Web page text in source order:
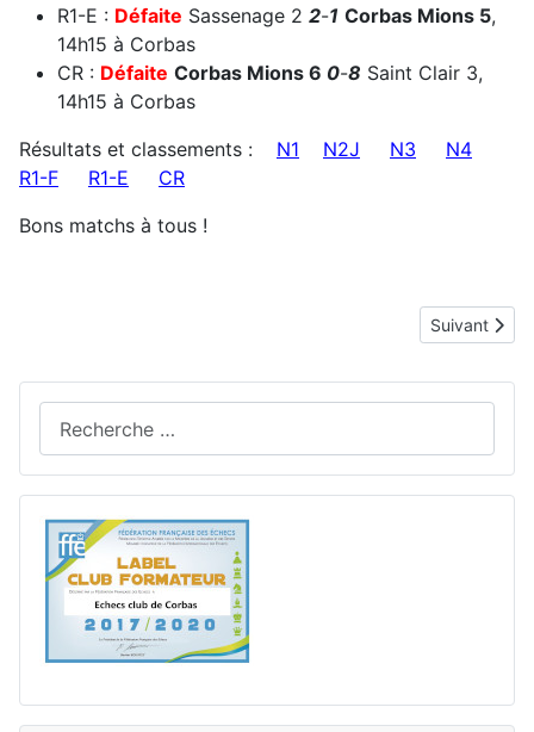
R1-E : Défaite Sassenage 2 2-1 Corbas Mions 5,
14h15 à Corbas
CR : Défaite Corbas Mions 6 0-8 Saint Clair 3,
14h15 à Corbas
Résultats et classements : N1 N2J N3
N4
R1-F
R1-E
CR
Bons matchs à tous !
Article
Suivant